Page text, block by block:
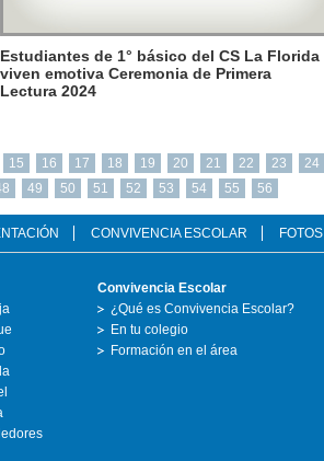
Estudiantes de 1° básico del CS La Florida
viven emotiva Ceremonia de Primera
Lectura 2024
15 16 17 18 19 20 21 22 23 24
49 50 51 52 53 54 55 56
CONVIVENCIA ESCOLAR FOTOS
Convivencia Escolar
¿Qué es Convivencia Escolar?
En tu colegio
Formación en el área